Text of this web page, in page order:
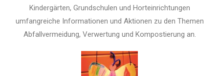
Kindergärten, Grundschulen und Horteinrichtungen
umfangreiche Informationen und Aktionen zu den Themen
Abfallvermeidung, Verwertung und Kompostierung an.